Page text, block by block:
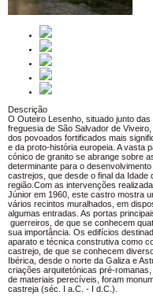
Descrição
O Outeiro Lesenho, situado junto
freguesia de São Salvador de
dos povoados fortificados mais
e da proto-história europeia. A vasta
cónico de granito se abrange sobre
determinante para o
castrejos, que desde o final da
região.Com as intervenções
Júnior em 1960, este castro mostra
vários recintos muralhados, em
algumas entradas. As portas
guerreiros, de que se conhecem
sua importância. Os edifícios
aparato e técnica construtiva como
castrejo, de que se conhecem
Ibérica, desde o norte da Galiza e
criações arquitetónicas pré-
de materiais perecíveis, foram
castreja (séc. I a.C. - I d.C.).